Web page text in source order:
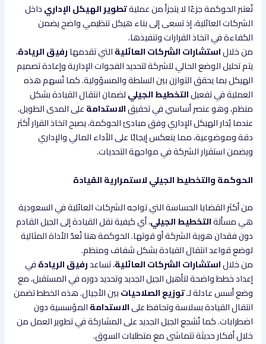
تُعتبر الحوكمة جزءًا لا يتجزأ من عمليةتطوير الهيكل الإداريداخل
الشركات العائلية، إذ تسعى إلى بناء هيكل تنظيمي واضح يضمن
الكفاءة في اتخاذ القرارات وتنفيذها.
من خلالاستشارات الشركات العائليةالتي تقدمهارفيق الريادة،
يتم تحليل الوضع الحالي للشركة لتحديد الفجوات الإدارية وإعادة تصميم
الهيكل بما يحقق التوازن بين السلطة والمسؤولية. كما تُسهم هذه
العملية في تفعيلالتخطيط الجيليلضمان انتقال القيادة بشكل
منظم، وهو عنصر أساسي في تحقيقالاستدامةعلى المدى الطويل.
عندما يُدار الهيكل الإداري وفق مبادئ الحوكمة، يصبح اتخاذ القرار أكثر
دقة وموضوعية، مما ينعكس إيجابًا على الأداء المالي والإداري
ويضمن استقرار الشركة في مواجهة التحديات.
الحوكمة والتخطيط الجيلي لاستمرارية القيادة
من أكثر القضايا الحساسة التي تواجه الشركات العائلية في السعودية
هي مسألةالتخطيط الجيلي، أي كيفية نقل القيادة إلى الجيل القادم
دون فقدان هوية الشركة أو قوتها. الحوكمة هنا تُعدّ الأداة المثالية
لوضع قواعد انتقال القيادة بشكل شفاف ومنظم.
من خلالاستشارات الشركات العائلية، تساعدرفيق الريادةفي
إعداد خطط واضحة لتأهيل الجيل الجديد وتحديد دوره في المستقبل، مع
وضع أسس عادلة لـتوزيع الصلاحياتبين الأجيال. هذه الخطط تضمن
انتقال القيادة بسلاسة وتحافظ علىالاستدامةالمؤسسية دون
اضطرابات. كما تُشجع الجيل الجديد على المشاركة في تطوير العمل من
خلال أفكار حديثة تتماشى مع متطلبات السوق.